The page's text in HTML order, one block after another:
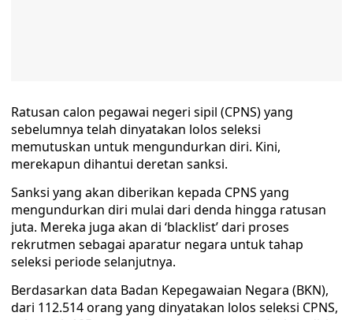
Ratusan calon pegawai negeri sipil (CPNS) yang
sebelumnya telah dinyatakan lolos seleksi
memutuskan untuk mengundurkan diri. Kini,
merekapun dihantui deretan sanksi.
Sanksi yang akan diberikan kepada CPNS yang
mengundurkan diri mulai dari denda hingga ratusan
juta. Mereka juga akan di ‘blacklist’ dari proses
rekrutmen sebagai aparatur negara untuk tahap
seleksi periode selanjutnya.
Berdasarkan data Badan Kepegawaian Negara (BKN),
dari 112.514 orang yang dinyatakan lolos seleksi CPNS,